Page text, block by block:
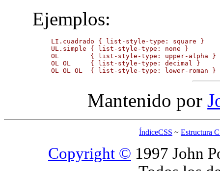
Ejemplos:
LI.cuadrado { list-style-type: square }
UL.simple { list-style-type: none }
OL        { list-style-type: upper-alpha }
OL OL     { list-style-type: decimal }
OL OL OL  { list-style-type: lower-
Mantenido por
ÍndiceCSS ~ Estructura
Copyright © 1997 John